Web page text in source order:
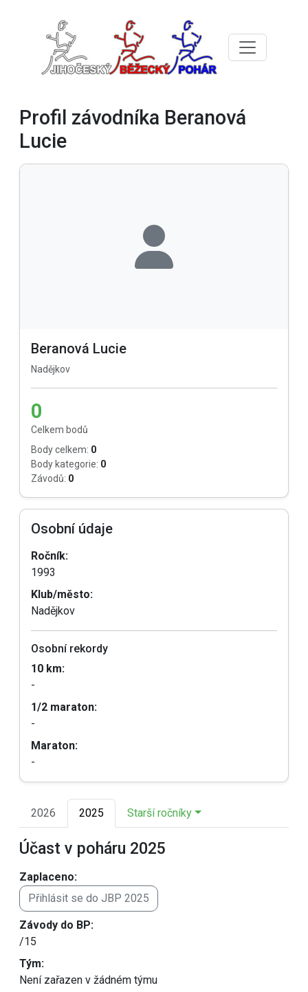
Profil závodníka Beranová
Lucie
Beranová Lucie
Nadějkov
0
Celkem bodů
Body celkem: 0
Body kategorie: 0
Závodů: 0
Osobní údaje
Ročník:
1993
Klub/město:
Nadějkov
Osobní rekordy
10 km:
-
1/2 maraton:
-
Maraton:
-
2026 2025 Starší ročníky
Účast v poháru 2025
Zaplaceno:
Přihlásit se do JBP 2025
Závody do BP:
/15
Tým:
Není zařazen v žádném týmu